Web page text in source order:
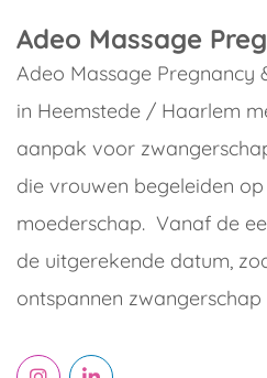
Adeo Massage
Adeo Massage Pregnancy
in Heemstede / Haarlem
aanpak voor
die vrouwen begeleiden
moederschap. Vanaf de
de uitgerekende datum,
ontspannen